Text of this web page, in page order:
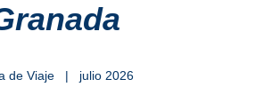
de Viaje | julio 2026